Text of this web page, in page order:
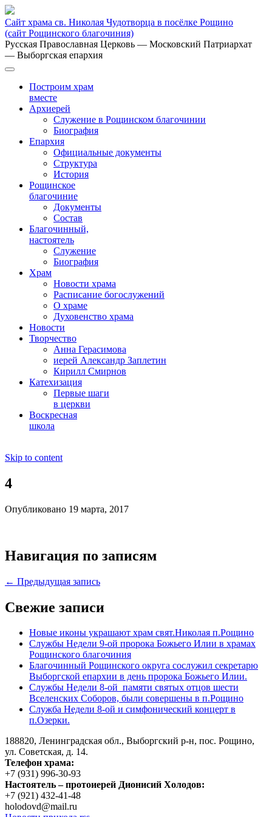
Сайт храма св. Николая Чудотворца в посёлке Рощино
(сайт Рощинского благочиния)
Русская Православная Церковь — Московский Патриархат
— Выборгская епархия
Построим храм
вместе
Архиерей
Служение в Рощинском благочинии
Биография
Епархия
Официальные документы
Структура
История
Рощинское
благочиние
Документы
Состав
Благочинный,
настоятель
Служение
Биография
Храм
Новости храма
Расписание богослужений
О храме
Духовенство храма
Новости
Творчество
Анна Герасимова
иерей Александр Заплетин
Кирилл Смирнов
Катехизация
Первые шаги
в церкви
Воскресная
школа
Skip to content
4
Опубликовано 19 марта, 2017
Навигация по записям
← Предыдущая запись
Свежие записи
Новые иконы украшают храм свят.Николая п.Рощино
Службы Недели 9-ой пророка Божьего Илии в храмах
Рощинского благочиния
Благочинный Рощинского округа сослужил секретарю
Выборгской епархии в день пророка Божьего Илии.
Службы Недели 8-ой памяти святых отцов шести
Вселенских Соборов, были совершены в п.Рощино
Служба Недели 8-ой и симфонический концерт в
п.Озерки.
188820, Ленинградская обл., Выборгский р-н, пос. Рощино,
ул. Советская, д. 14.
Телефон храма:
+7 (931) 996-30-93
Настоятель – протоиерей Дионисий Холодов:
+7 (921) 432-41-48
holodovd@mail.ru